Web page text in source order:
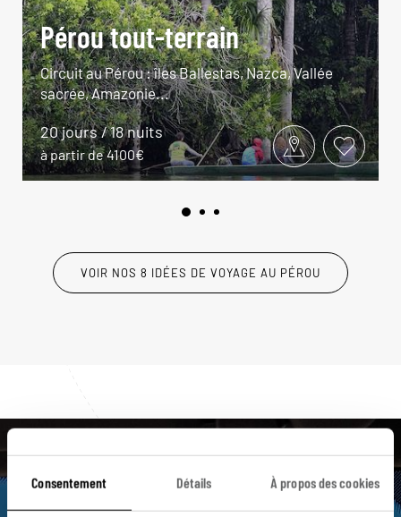
Consentement Détails À propos des cookies
Pérou tout-terrain
Circuit au Pérou : îles Ballestas, Nazca, Vallée
sacrée, Amazonie...
20 jours / 18 nuits
à partir de 4100€
VOIR NOS 8 IDÉES DE VOYAGE AU PÉROU
Luciole,
l'appli qui vous guide au Pérou